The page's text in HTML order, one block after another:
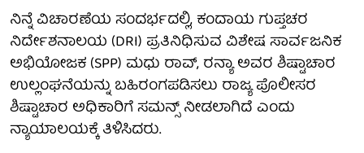
ನಿನ್ನೆ ವಿಚಾರಣೆಯ ಸಂದರ್ಭದಲ್ಲಿ, ಕಂದಾಯ ಗುಪ್ತಚರ
ನಿರ್ದೇಶನಾಲಯ (DRI) ಪ್ರತಿನಿಧಿಸುವ ವಿಶೇಷ ಸಾರ್ವಜನಿಕ
ಅಭಿಯೋಜಕ (SPP) ಮಧು ರಾವ್, ರನ್ಯಾ ಅವರ ಶಿಷ್ಟಾಚಾರ
ಉಲ್ಲಂಘನೆಯನ್ನು ಬಹಿರಂಗಪಡಿಸಲು ರಾಜ್ಯ ಪೊಲೀಸರ
ಶಿಷ್ಟಾಚಾರ ಅಧಿಕಾರಿಗೆ ಸಮನ್ಸ್ ನೀಡಲಾಗಿದೆ ಎಂದು
ನ್ಯಾಯಾಲಯಕ್ಕೆ ತಿಳಿಸಿದರು.